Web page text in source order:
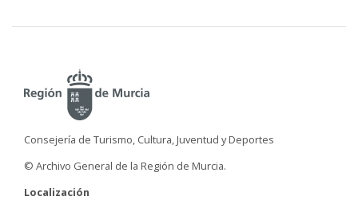
Consejería de Turismo, Cultura, Juventud y Deportes
© Archivo General de la Región de Murcia.
Localización